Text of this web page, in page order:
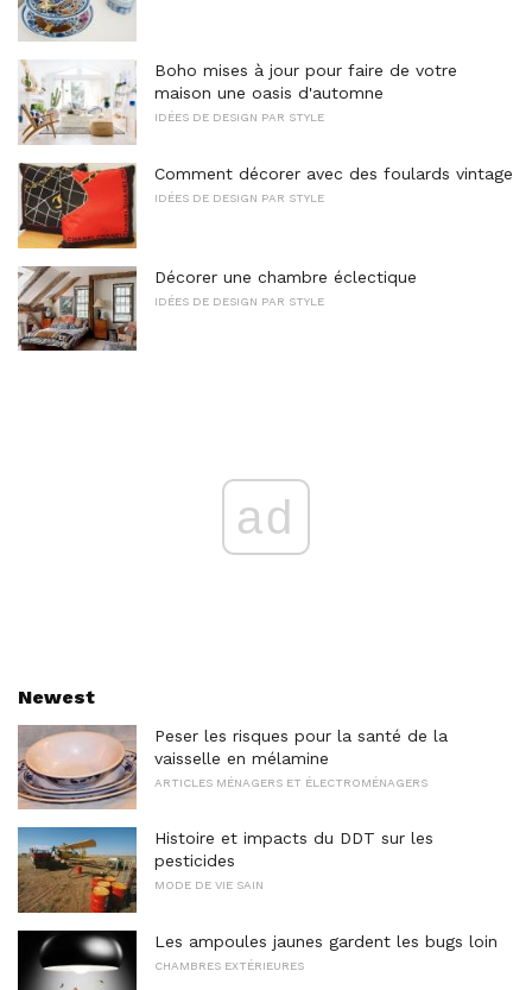
Boho mises à jour pour faire de votre
maison une oasis d'automne
IDÉES DE DESIGN PAR STYLE
Comment décorer avec des foulards vintage
IDÉES DE DESIGN PAR STYLE
Décorer une chambre éclectique
IDÉES DE DESIGN PAR STYLE
ad
Newest
Peser les risques pour la santé de la
vaisselle en mélamine
ARTICLES MÉNAGERS ET ÉLECTROMÉNAGERS
Histoire et impacts du DDT sur les
pesticides
MODE DE VIE SAIN
Les ampoules jaunes gardent les bugs loin
CHAMBRES EXTÉRIEURES